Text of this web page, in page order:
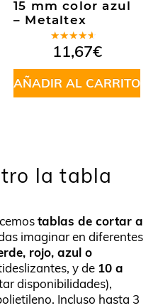
15 mm color azul
– Metaltex
Valorado
en4.00
de 5
11,67€
AÑADIR AL CARRITO
la tabla
tablas de cortar a
imaginar en diferentes
rojo, azul o
y de 10 a
disponibilidades),
Incluso hasta 3